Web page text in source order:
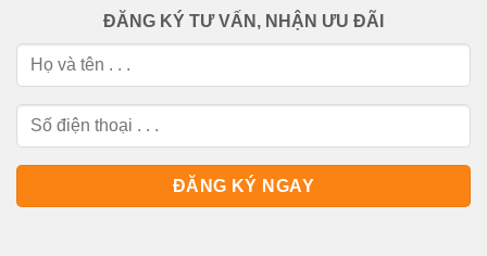
ĐĂNG KÝ TƯ VẤN, NHẬN ƯU ĐÃI